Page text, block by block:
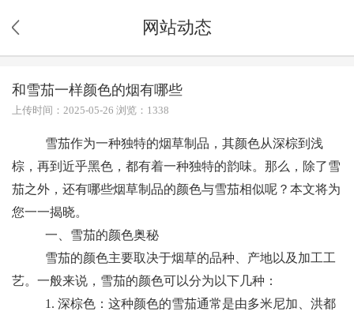
网站动态
和雪茄一样颜色的烟有哪些
上传时间：2025-05-26 浏览：1338
雪茄作为一种独特的烟草制品，其颜色从深棕到浅
棕，再到近乎黑色，都有着一种独特的韵味。那么，除了雪
茄之外，还有哪些烟草制品的颜色与雪茄相似呢？本文将为
您一一揭晓。
一、雪茄的颜色奥秘
雪茄的颜色主要取决于烟草的品种、产地以及加工工
艺。一般来说，雪茄的颜色可以分为以下几种：
1. 深棕色：这种颜色的雪茄通常是由多米尼加、洪都